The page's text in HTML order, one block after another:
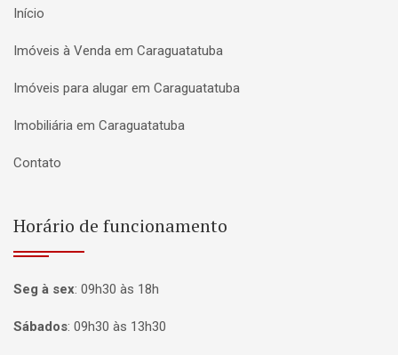
Início
Imóveis à Venda em Caraguatatuba
Imóveis para alugar em Caraguatatuba
Imobiliária em Caraguatatuba
Contato
Horário de funcionamento
Seg à sex: 09h30 às 18h
Sábados: 09h30 às 13h30